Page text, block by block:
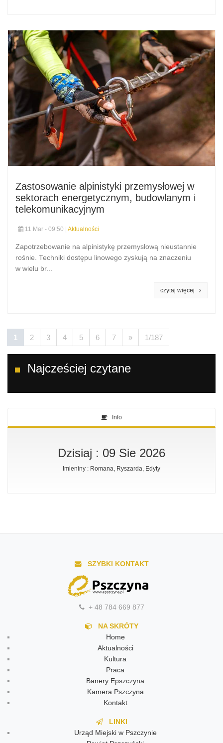
Zastosowanie alpinistyki przemysłowej w
sektorach energetycznym, budowlanym i
telekomunikacyjnym
11 Mar - 09:50 | Aktualności
Zapotrzebowanie na alpinistykę przemysłową nieustannie
rośnie. Techniki dostępu linowego zyskują na znaczeniu
w wielu br...
1 2 3 4 5 6 7 » 1/187
Najcześciej czytane
Info
Dzisiaj : 09 Sie 2026
Imieniny : Romana, Ryszarda, Edyty
SZYBKI KONTAKT
+ 48 784 669 877
NA SKRÓTY
Home
Aktualności
Kultura
Praca
Banery Epszczyna
Kamera Pszczyna
Kontakt
LINKI
Urząd Miejski w Pszczynie